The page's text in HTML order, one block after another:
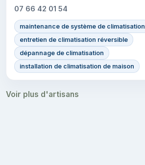
07 66 42 01 54
maintenance de système de climatisation
entretien de climatisation réversible
dépannage de climatisation
installation de climatisation de maison
Voir plus d'artisans